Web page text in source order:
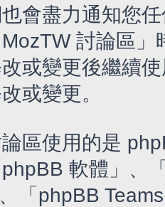
會盡力通知您
討論區
或變更後繼續
或變更。
區使用的是
軟體」、
「phpBB